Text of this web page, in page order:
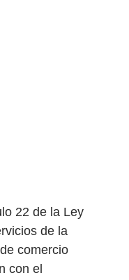
22 de la Ley
de la
comercio
con el